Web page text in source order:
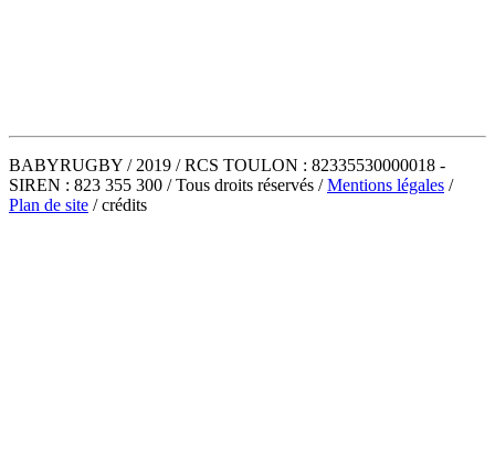
BABYRUGBY / 2019 / RCS TOULON : 82335530000018 -
SIREN : 823 355 300 / Tous droits réservés /Mentions légales /
Plan de site / crédits